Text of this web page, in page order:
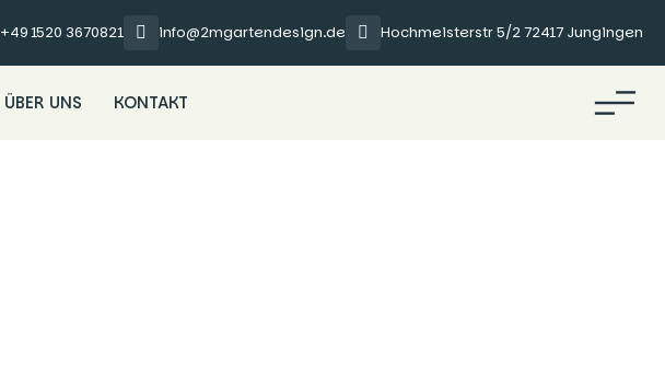
+49 1520 3670821 info@2mgartendesign.de Hochmeisterstr 5/2 72417 Jungingen
ÜBER UNS KONTAKT